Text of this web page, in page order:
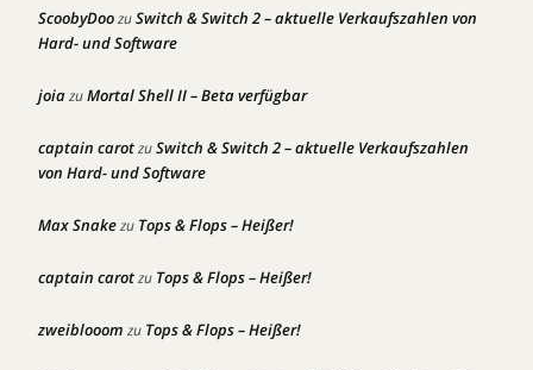
ScoobyDoozuSwitch & Switch 2 – aktuelle Verkaufszahlen von
Hard- und Software
joiazuMortal Shell II – Beta verfügbar
captain carotzuSwitch & Switch 2 – aktuelle Verkaufszahlen
von Hard- und Software
Max Snakezu Tops & Flops – Heißer!
captain carotzu Tops & Flops – Heißer!
zweiblooom zu Tops & Flops – Heißer!